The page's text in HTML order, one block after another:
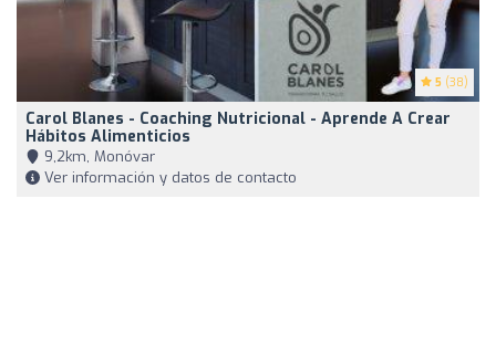
5 (38)
Carol Blanes - Coaching Nutricional - Aprende A Crear
Hábitos Alimenticios
9,2km, Monóvar
Ver información y datos de contacto